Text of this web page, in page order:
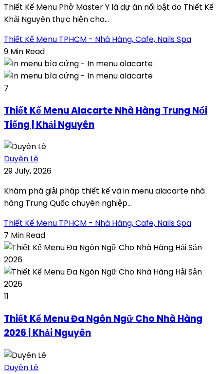
Thiết Kế Menu Phở Master Y là dự án nổi bật do Thiết Kế
Khải Nguyên thực hiện cho...
Thiết Kế Menu TPHCM - Nhà Hàng, Cafe, Nails Spa
9 Min Read
7
Thiết Kế Menu Alacarte Nhà Hàng Trung Nổi
Tiếng | Khải Nguyên
Duyên Lê
29 July, 2026
Khám phá giải pháp thiết kế và in menu alacarte nhà
hàng Trung Quốc chuyên nghiệp...
Thiết Kế Menu TPHCM - Nhà Hàng, Cafe, Nails Spa
7 Min Read
11
Thiết Kế Menu Đa Ngôn Ngữ Cho Nhà Hàng
2026 | Khải Nguyên
Duyên Lê